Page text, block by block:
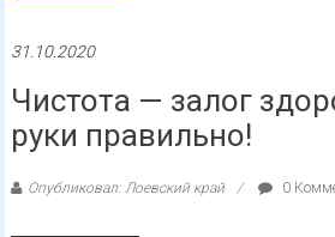
31.10.2020
Чистота — залог
руки правильно!
Опубликовал: Лоевский край 0